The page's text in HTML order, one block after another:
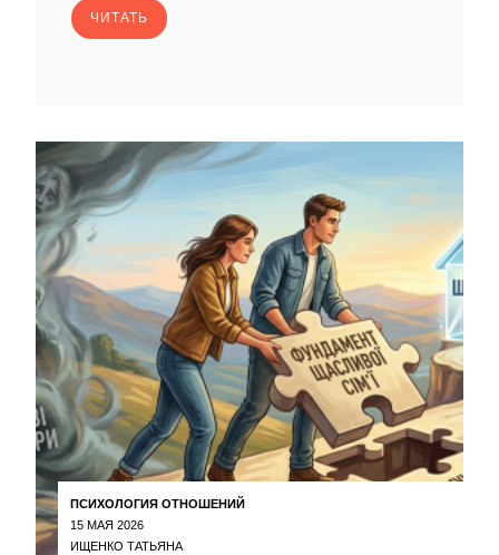
ЧИТАТЬ
ПСИХОЛОГИЯ ОТНОШЕНИЙ
15 МАЯ 2026
ИЩЕНКО ТАТЬЯНА